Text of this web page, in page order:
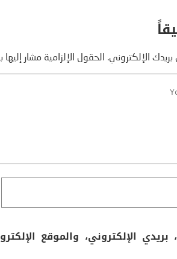
الإلكتروني. الحقول الإلزامية مشار إليها
الإلكتروني، والموقع